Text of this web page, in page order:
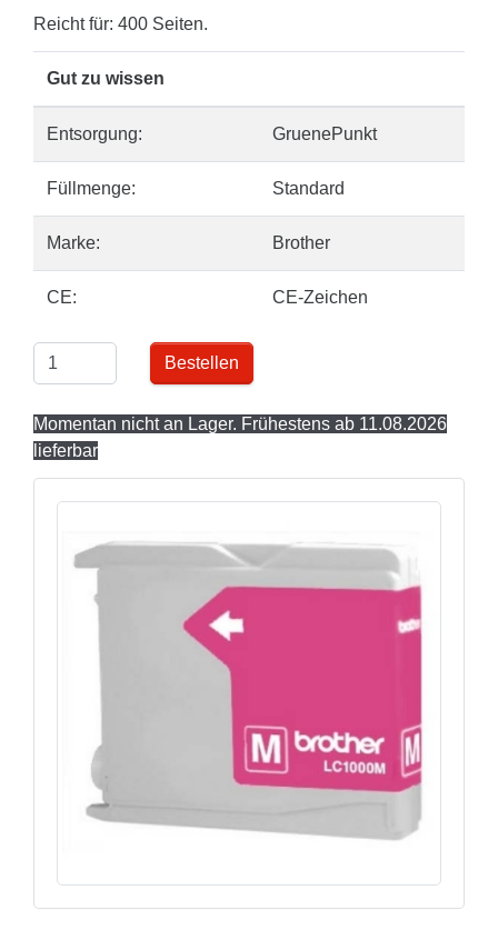
Reicht für: 400 Seiten.
Gut zu wissen
Entsorgung: GruenePunkt
Füllmenge: Standard
Marke: Brother
CE: CE-Zeichen
Bestellen
Momentan nicht an Lager. Frühestens ab 11.08.2026
lieferbar